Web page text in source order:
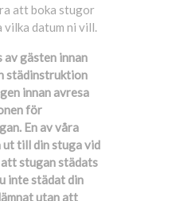
att boka stugor
vilka datum ni vill.
av gästen innan
städinstruktion
innan avresa
för
En av våra
ut till din stuga vid
stugan städats
inte städat din
utan att